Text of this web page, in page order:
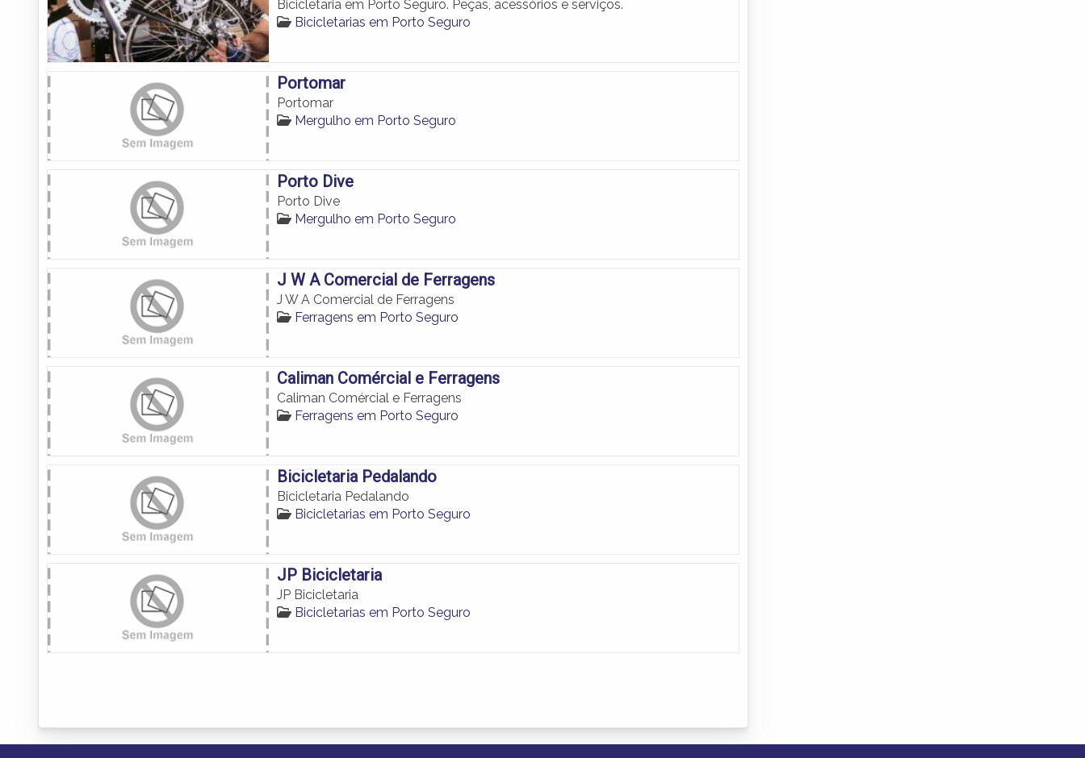
Bicicletaria em Porto Seguro. Peças, acessórios e serviços.
Bicicletarias em Porto Seguro
Portomar
Portomar
Mergulho em Porto Seguro
Porto Dive
Porto Dive
Mergulho em Porto Seguro
J W A Comercial de Ferragens
J W A Comercial de Ferragens
Ferragens em Porto Seguro
Caliman Comércial e Ferragens
Caliman Comércial e Ferragens
Ferragens em Porto Seguro
Bicicletaria Pedalando
Bicicletaria Pedalando
Bicicletarias em Porto Seguro
JP Bicicletaria
JP Bicicletaria
Bicicletarias em Porto Seguro